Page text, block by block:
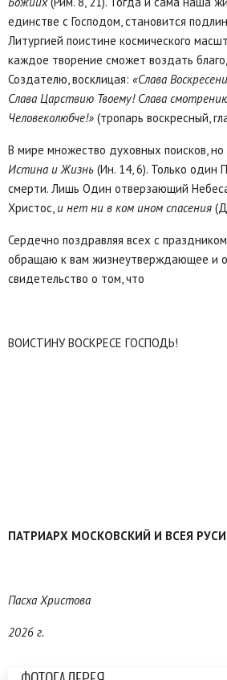
единстве с Господом, становится
Литургией поистине космического
каждое творение сможет воздать
Создателю, восклицая: «Слава
Слава Царствию Твоему! Слава
Человеколюбче!» (тропарь воскресный,
В мире множество духовных поисков,
Истина и Жизнь (Ин. 14, 6). Только один
смерти. Лишь Один отверзающий
Христос, и нет ни в ком ином спасения
Сердечно поздравляя всех с
обращаю к вам жизнеутверждающее и
свидетельство о том, что
ВОИСТИНУ ВОСКРЕСЕ ГОСПОДЬ!
ПАТРИАРХ МОСКОВСКИЙ И ВСЕЯ РУСИ
Пасха Христова
2026 г.